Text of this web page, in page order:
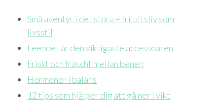
Små äventyr i det stora – friluftsliv som
livsstil
Leendet är den viktigaste accessoaren
Friskt och fräscht mellan benen
Hormoner i balans
12 tips som hjälper dig att gå ner i vikt